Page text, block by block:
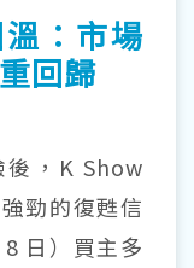
：市場
回歸
，K Show
勁的復甦信
日）買主多